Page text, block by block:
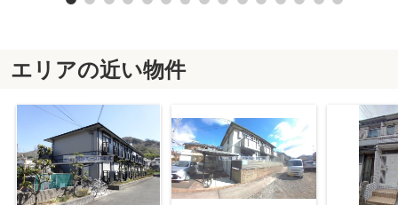
エリアの近い物件